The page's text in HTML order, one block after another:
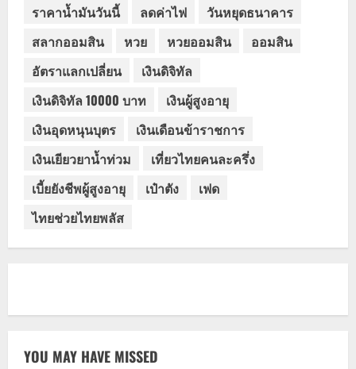
ราคาน้ำมันวันนี้
ลดค่าไฟ
วันหยุดธนาคาร
สลากออมสิน
หวย หวยออมสิน
ออมสิน
อัตราแลกเปลี่ยน
เงินดิจิทัล
เงินดิจิทัล 10000 บาท
เงินผู้สูงอายุ
เงินอุดหนุนบุตร
เงินเดือนข้าราชการ
เงินเยียวยาน้ำท่วม
เที่ยวไทยคนละครึ่ง
เบี้ยยังชีพผู้สูงอายุ
เป๋าตัง
เฟด
ไทยช่วยไทยพลัส
YOU MAY HAVE MISSED